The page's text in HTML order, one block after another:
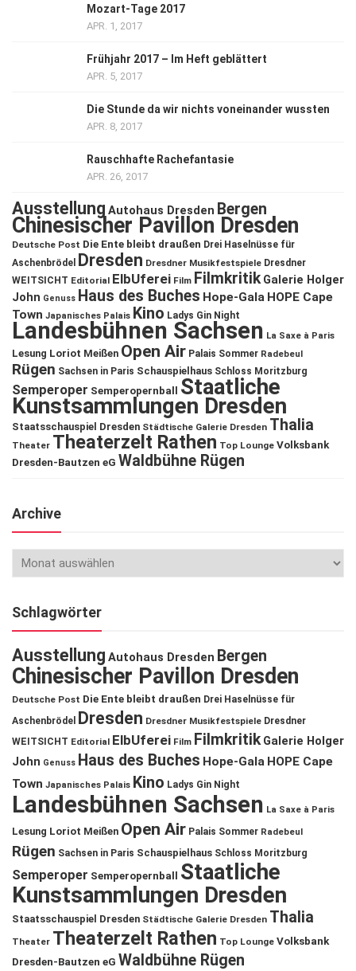
Mozart-Tage 2017
APR. 1, 2017
Frühjahr 2017 – Im Heft geblättert
APR. 5, 2017
Die Stunde da wir nichts voneinander wussten
APR. 8, 2017
Rauschhafte Rachefantasie
APR. 26, 2017
Ausstellung Autohaus Dresden Bergen
Chinesischer Pavillon Dresden
Deutsche Post Die Ente bleibt draußen Drei Haselnüsse für
Aschenbrödel
Dresden Dresdner Musikfestspiele Dresdner
WEITSICHT Editorial ElbUferei Film Filmkritik Galerie Holger
John Genuss Haus des Buches Hope-Gala HOPE Cape
Town Japanisches Palais Kino Ladys Gin Night
Landesbühnen Sachsen La Saxe à Paris
Lesung Loriot Meißen Open Air Palais Sommer Radebeul
Rügen Sachsen in Paris Schauspielhaus Schloss Moritzburg
Semperoper Semperopernball Staatliche
Kunstsammlungen Dresden
Staatsschauspiel Dresden Städtische Galerie Dresden Thalia
Theater Theaterzelt Rathen Top Lounge Volksbank
Dresden-Bautzen eG Waldbühne Rügen
Archive
Schlagwörter
Ausstellung Autohaus Dresden Bergen
Chinesischer Pavillon Dresden
Deutsche Post Die Ente bleibt draußen Drei Haselnüsse für
Aschenbrödel
Dresden Dresdner Musikfestspiele Dresdner
WEITSICHT Editorial ElbUferei Film Filmkritik Galerie Holger
John Genuss Haus des Buches Hope-Gala HOPE Cape
Town Japanisches Palais Kino Ladys Gin Night
Landesbühnen Sachsen La Saxe à Paris
Lesung Loriot Meißen Open Air Palais Sommer Radebeul
Rügen Sachsen in Paris Schauspielhaus Schloss Moritzburg
Semperoper Semperopernball
Staatliche
Kunstsammlungen Dresden
Staatsschauspiel Dresden Städtische Galerie Dresden Thalia
Theater Theaterzelt Rathen Top Lounge Volksbank
Dresden-Bautzen eG Waldbühne Rügen